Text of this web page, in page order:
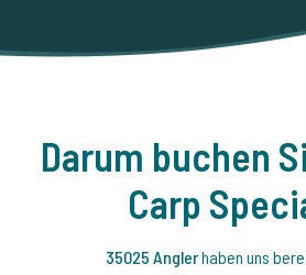
Darum buchen
Carp
35025 Anglerhaben uns